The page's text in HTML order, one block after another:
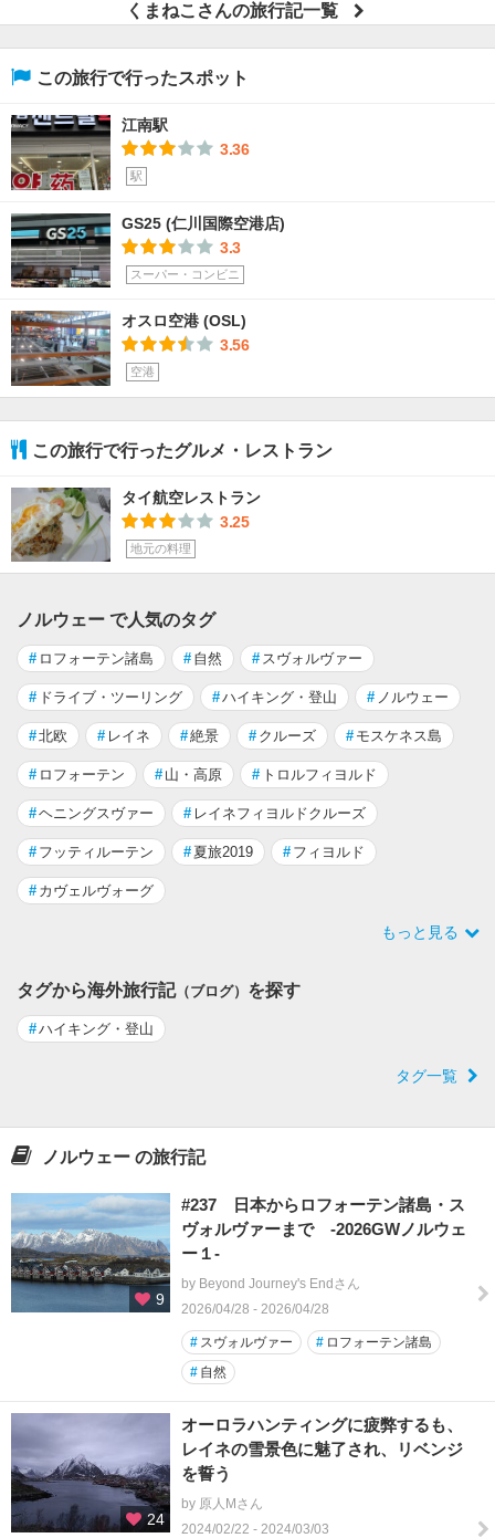
くまねこさんの旅行記一覧
この旅行で行ったスポット
江南駅
3.36
駅
GS25 (仁川国際空港店)
3.3
スーパー・コンビニ
オスロ空港 (OSL)
3.56
空港
この旅行で行ったグルメ・レストラン
タイ航空レストラン
3.25
地元の料理
ノルウェー で人気のタグ
# ロフォーテン諸島 # 自然 # スヴォルヴァー
# ドライブ・ツーリング #ハイキング・登山 # ノルウェー
#北欧 # レイネ #絶景 # クルーズ # モスケネス島
# ロフォーテン # 山・高原 # トロルフィヨルド
#ヘニングスヴァー # レイネフィヨルドクルーズ
# フッティルーテン # 夏旅2019 # フィヨルド
# カヴェルヴォーグ
もっと見る
タグから海外旅行記（ブログ） を探す
#ハイキング・登山
タグ一覧
ノルウェー の旅行記
9
#237 日本からロフォーテン諸島・ス
ヴォルヴァーまで -2026GWノルウェ
ー１-
by Beyond Journey's Endさん
2026/04/28 - 2026/04/28
# スヴォルヴァー # ロフォーテン諸島
# 自然
24
オーロラハンティングに疲弊するも、
レイネの雪景色に魅了され、リベンジ
を誓う
by 原人Mさん
2024/02/22 - 2024/03/03